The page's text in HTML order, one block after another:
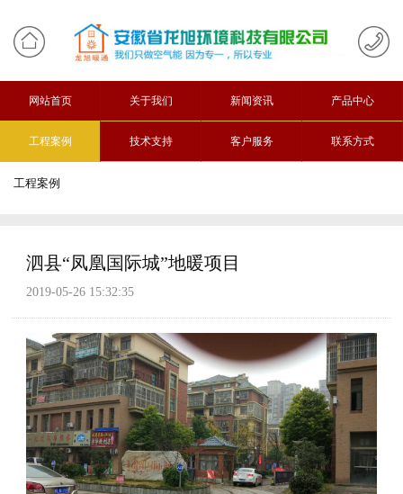
网站首页 关于我们 新闻资讯 产品中心
工程案例 技术支持 客户服务 联系方式
工程案例
泗县“凤凰国际城”地暖项目
2019-05-26 15:32:35